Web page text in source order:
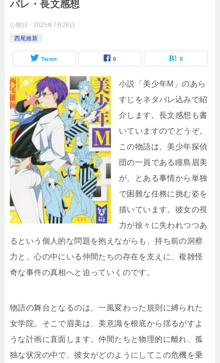
バレ・長文感想
公開日： 2025年7月26日
西尾維新
Tweet 0 0
小説「美少年M」のあら
すじをネタバレ込みで紹
介します。長文感想も書
いていますのでどうぞ。
この物語は、美少年探偵
団の一員である瞳島眉美
が、とある事情から単独
で困難な任務に挑む姿を
描いています。彼女の視
力が徐々に失われつつあ
るという個人的な問題を抱えながらも、持ち前の洞察
力と、心の中にいる仲間たちの存在を支えに、複雑怪
奇な事件の真相へと迫っていくのです。
物語の舞台となるのは、一風変わった規則に縛られた
女学院。そこで眉美は、美意識を根底から揺るがすよ
うな計画に直面します。仲間たちと物理的に離れ、孤
独な状況の中で、彼女がどのようにしてこの危機を乗